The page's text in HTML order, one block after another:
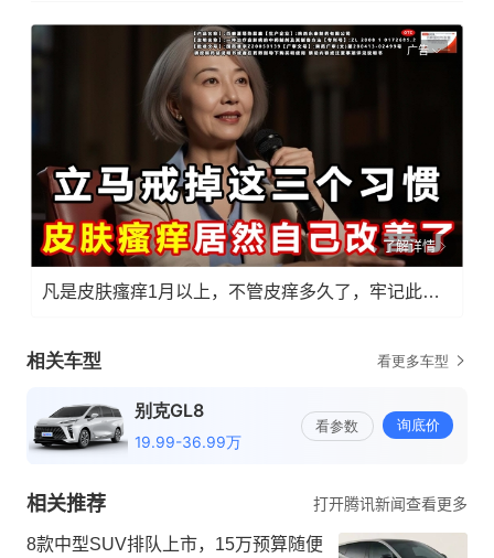
广告
了解详情
凡是皮肤瘙痒1月以上，不管皮痒多久了，牢记此法，快！准！狠！
相关推荐 打开腾讯新闻查看更多
8款中型SUV排队上市，15万预算随便